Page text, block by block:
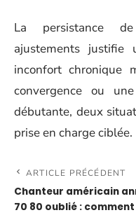
La persistance
ajustements
inconfort chronique
convergence ou
débutante, deux
prise en charge ciblée.
ARTICLE PRÉCÉDENT
Chanteur américain
70 80 oublié :